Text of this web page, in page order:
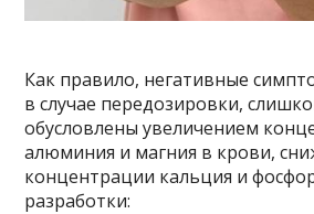
Как правило, негативные
в случае передозировки,
обусловлены увеличением
алюминия и магния в крови,
концентрации кальция и
разработки: